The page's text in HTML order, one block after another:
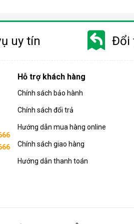
điều hòa di động
uy tín Đổi
Hỗ trợ khách hàng
Chính sách bảo hành
Chính sách đổi trả
Hướng dẫn mua hàng online
Chính sách giao hàng
Hướng dẫn thanh toán